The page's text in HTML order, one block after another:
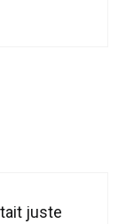
juste